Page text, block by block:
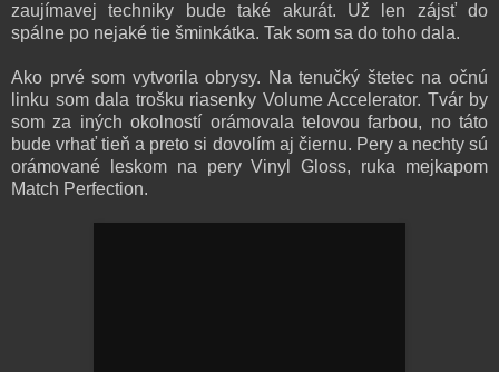
zaujímavej techniky bude také akurát. Už len zájsť do
spálne po nejaké tie šminkátka. Tak som sa do toho dala.
Ako prvé som vytvorila obrysy. Na tenučký štetec na očnú
linku som dala trošku riasenky Volume Accelerator. Tvár by
som za iných okolností orámovala telovou farbou, no táto
bude vrhať tieň a preto si dovolím aj čiernu. Pery a nechty sú
orámované leskom na pery Vinyl Gloss, ruka mejkapom
Match Perfection.